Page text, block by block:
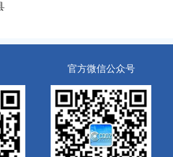
官方微信公众号